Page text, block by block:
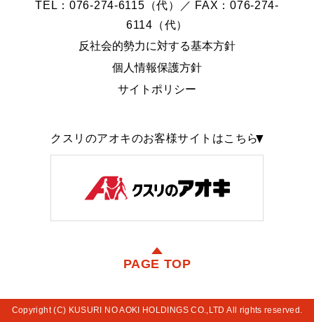
TEL：076-274-6115（代）／ FAX：076-274-
6114（代）
反社会的勢力に対する基本方針
個人情報保護方針
サイトポリシー
クスリのアオキのお客様サイトはこちら
PAGE TOP
Copyright (C) KUSURI NO AOKI HOLDINGS CO.,LTD All rights reserved.